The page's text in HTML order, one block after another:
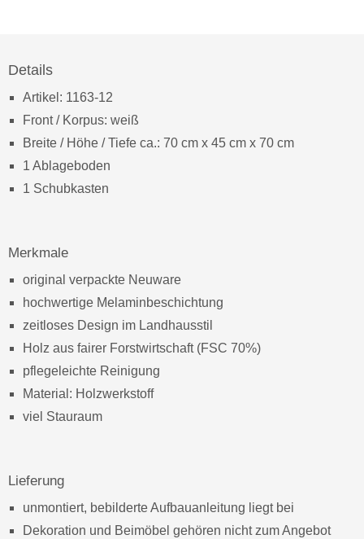
Details
Artikel: 1163-12
Front / Korpus: weiß
Breite / Höhe / Tiefe ca.: 70 cm x 45 cm x 70 cm
1 Ablageboden
1 Schubkasten
Merkmale
original verpackte Neuware
hochwertige Melaminbeschichtung
zeitloses Design im Landhausstil
Holz aus fairer Forstwirtschaft (FSC 70%)
pflegeleichte Reinigung
Material: Holzwerkstoff
viel Stauraum
Lieferung
unmontiert, bebilderte Aufbauanleitung liegt bei
Dekoration und Beimöbel gehören nicht zum Angebot